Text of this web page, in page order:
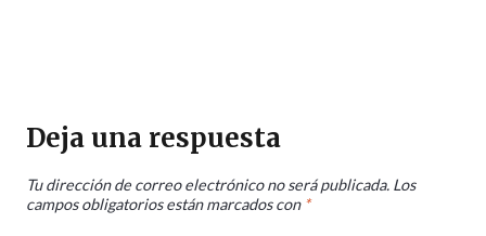
Deja una respuesta
Tu dirección de correo electrónico no será publicada. Los
campos obligatorios están marcados con *